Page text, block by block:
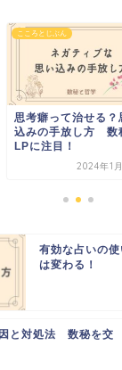
こころとじぶん
思考癖って治せる？
込みの手放し方 数
LPに注目！
2024年1
有効な占いの
は変わる！
と対処法 数秘を交